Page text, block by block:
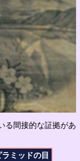
る間接的な証拠があ
ミッドの目